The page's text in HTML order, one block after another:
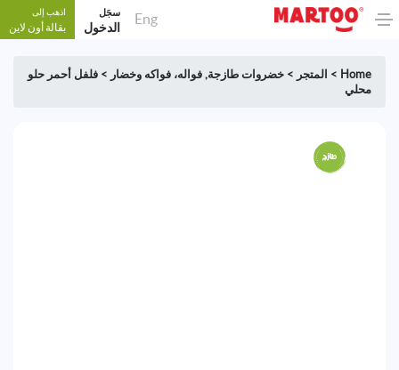
Eng سجَل
الدخول
اذهب إلى
بقالة أون لاين
Home
> المتجر > خضروات طازجة, فواله، فواكه وخضار > فلفل أحمر حلو
محلي